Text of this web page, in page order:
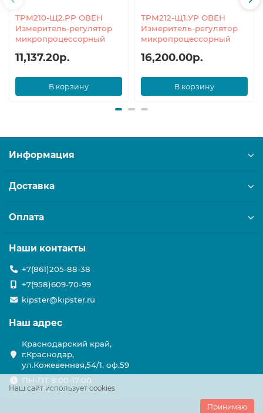
ТРМ210-Щ2.РР ОВЕН
Измеритель-регулятор
микропроцессорный
11,137.20р.
В корзину
ТРМ212-Щ1.УР ОВЕН
Измеритель-регулятор
микропроцессорный
16,200.00р.
В корзину
Наш сайт использует cookies
Принимаю
Информация
Доставка
Оплата
Наши контакты
+7(861)205-88-38
+7(958)609-70-99
kipster@kipster.ru
Наш адрес
Краснодарский край,
г.Краснодар,
ул.Кожевенная,54/1, оф.59
ПН-ПТ 8:00-17:00